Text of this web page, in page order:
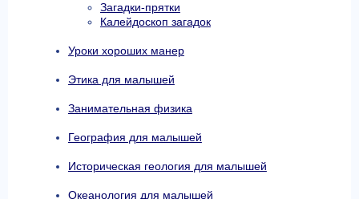
Загадки-прятки
Калейдоскоп загадок
Уроки хороших манер
Этика для малышей
Занимательная физика
География для малышей
Историческая геология для малышей
Океанология для малышей